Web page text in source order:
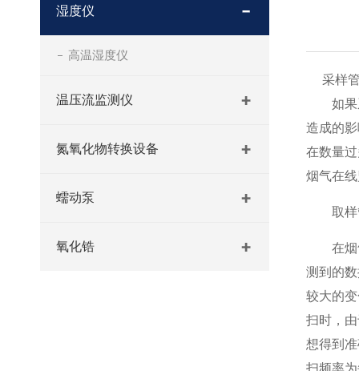
湿度仪
高温湿度仪
温压流监测仪
氮氧化物转换设备
蠕动泵
氧化锆
采样
如果系
造成的
在数量
烟气在
取样管
在烟气
测到的
较大的
扫时，
想得到
扫频率